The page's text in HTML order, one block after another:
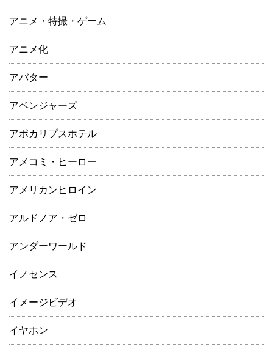
アニメ・特撮・ゲーム
アニメ化
アバター
アベンジャーズ
アポカリプスホテル
アメコミ・ヒーロー
アメリカンヒロイン
アルドノア・ゼロ
アンダーワールド
イノセンス
イメージビデオ
イヤホン